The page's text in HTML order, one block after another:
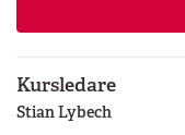
Kursledare
Stian Lybech